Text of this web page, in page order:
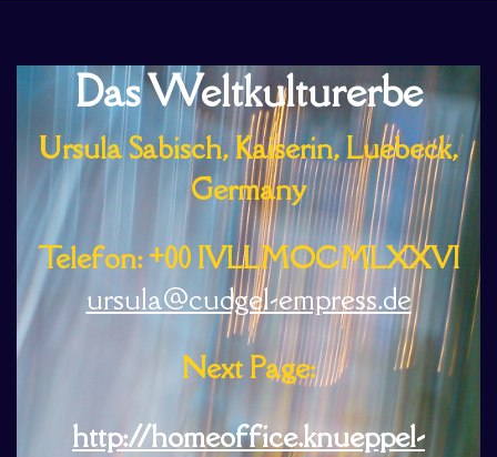
Das Weltkulturerbe
Ursula Sabisch, Kaiserin, Luebeck,
Germany
Telefon: +00 IVLLMOCMLXXVI
ursula@cudgel-empress.de
Next Page:
http://homeoffice.knueppel-